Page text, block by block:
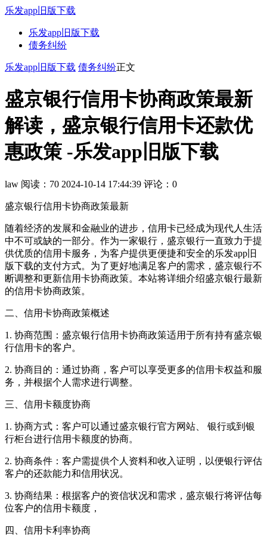
乐发app旧版下载
乐发app旧版下载
债务纠纷
乐发app旧版下载 债务纠纷正文
盛京银行信用卡协商政策最新
解读，盛京银行信用卡还款优
惠政策 -乐发app旧版下载
law 阅读：70 2024-10-14 17:44:39 评论：0
盛京银行信用卡协商政策最新
随着经济的发展和金融业的进步，信用卡已经成为现代人生活
中不可或缺的一部分。作为一家银行，盛京银行一直致力于提
供优质的信用卡服务，为客户提供更便捷和安全的乐发app旧
版下载的支付方式。为了更好地满足客户的需求，盛京银行不
断调整和更新信用卡协商政策。本站将详细介绍盛京银行最新
的信用卡协商政策。
二、信用卡协商政策概述
1. 协商范围：盛京银行信用卡协商政策适用于所有持有盛京银
行信用卡的客户。
2. 协商目的：通过协商，客户可以享受更多的信用卡权益和服
务，并根据个人需求进行调整。
三、信用卡额度协商
1. 协商方式：客户可以通过盛京银行官方网站、 银行或到银
行柜台进行信用卡额度的协商。
2. 协商条件：客户需提供个人资料和收入证明，以便银行评估
客户的还款能力和信用状况。
3. 协商结果：根据客户的资信状况和需求，盛京银行将评估每
位客户的信用卡额度，
四、信用卡利率协商